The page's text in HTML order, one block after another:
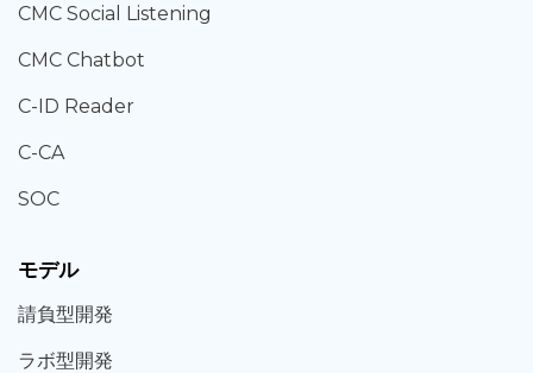
CMC Social Listening
CMC Chatbot
C-ID Reader
C-CA
SOC
モデル
請負型開発
ラボ型開発